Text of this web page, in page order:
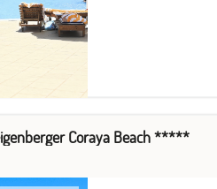
Coraya Beach *****